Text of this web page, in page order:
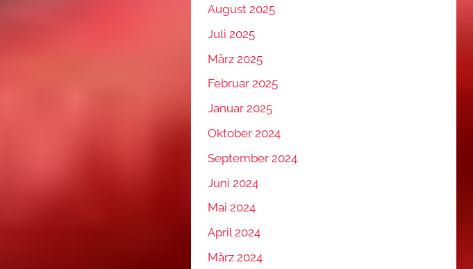
August 2025
Juli 2025
März 2025
Februar 2025
Januar 2025
Oktober 2024
September 2024
Juni 2024
Mai 2024
April 2024
März 2024